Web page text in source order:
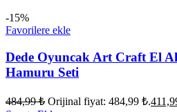
-15%
Favorilere ekle
Dede Oyuncak Art Craft El
Hamuru Seti
484,99₺ Orijinal fiyat: 484,99 ₺.